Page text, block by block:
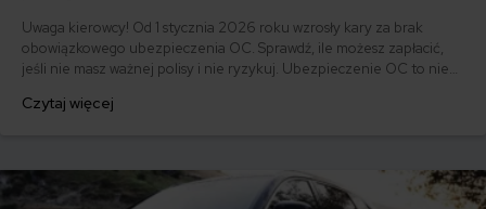
Uwaga kierowcy! Od 1 stycznia 2026 roku wzrosły kary za brak
obowiązkowego ubezpieczenia OC. Sprawdź, ile możesz zapłacić,
jeśli nie masz ważnej polisy i nie ryzykuj. Ubezpieczenie OC to nie
ruchu drogowego.
Czytaj więcej